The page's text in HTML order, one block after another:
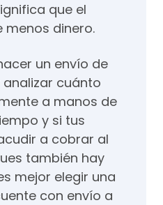
que el
dinero.
un envío de
cuánto
a manos de
y si tus
a cobrar al
también hay
mejor elegir una
con envío a